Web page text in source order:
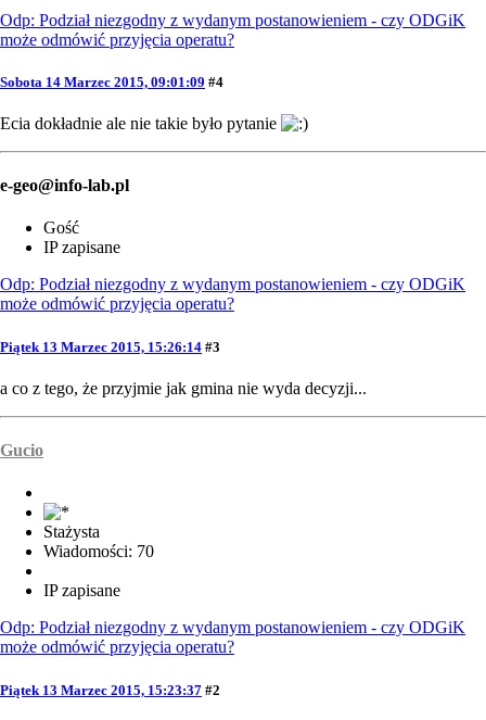
Odp: Podział niezgodny z wydanym postanowieniem - czy ODGiK
może odmówić przyjęcia operatu?
Sobota 14 Marzec 2015, 09:01:09 #4
Ecia dokładnie ale nie takie było pytanie
e-geo@info-lab.pl
Gość
IP zapisane
Odp: Podział niezgodny z wydanym postanowieniem - czy ODGiK
może odmówić przyjęcia operatu?
Piątek 13 Marzec 2015, 15:26:14 #3
a co z tego, że przyjmie jak gmina nie wyda decyzji...
Gucio
Stażysta
Wiadomości: 70
IP zapisane
Odp: Podział niezgodny z wydanym postanowieniem - czy ODGiK
może odmówić przyjęcia operatu?
Piątek 13 Marzec 2015, 15:23:37 #2